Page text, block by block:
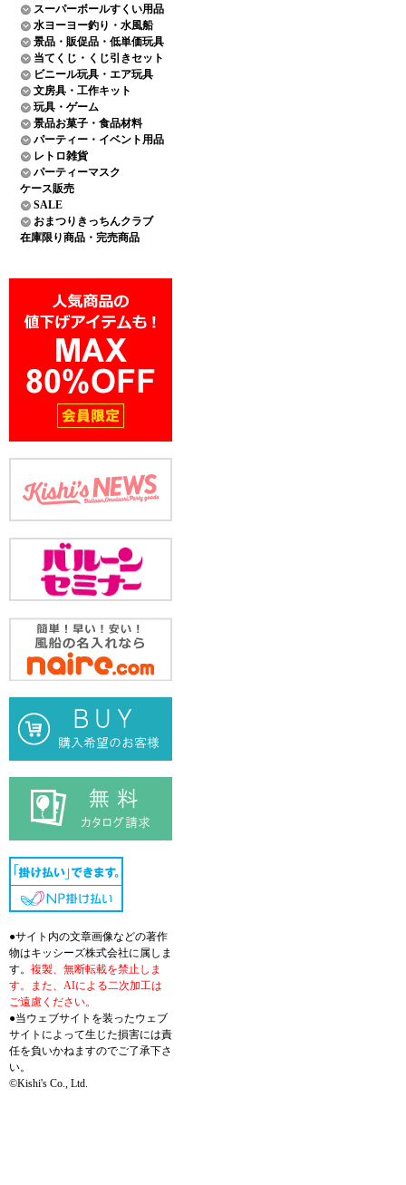
スーパーボールすくい用品
水ヨーヨー釣り・水風船
景品・販促品・低単価玩具
当てくじ・くじ引きセット
ビニール玩具・エア玩具
文房具・工作キット
玩具・ゲーム
景品お菓子・食品材料
パーティー・イベント用品
レトロ雑貨
パーティーマスク
ケース販売
SALE
おまつりきっちんクラブ
在庫限り商品・完売商品
●サイト内の文章画像などの著作
物はキッシーズ株式会社に属しま
す。 複製、無断転載を禁止しま
す。また、AIによる二次加工は
ご遠慮ください。
●当ウェブサイトを装ったウェブ
サイトによって生じた損害には責
任を負いかねますのでご了承下さ
い。
©Kishi's Co., Ltd.